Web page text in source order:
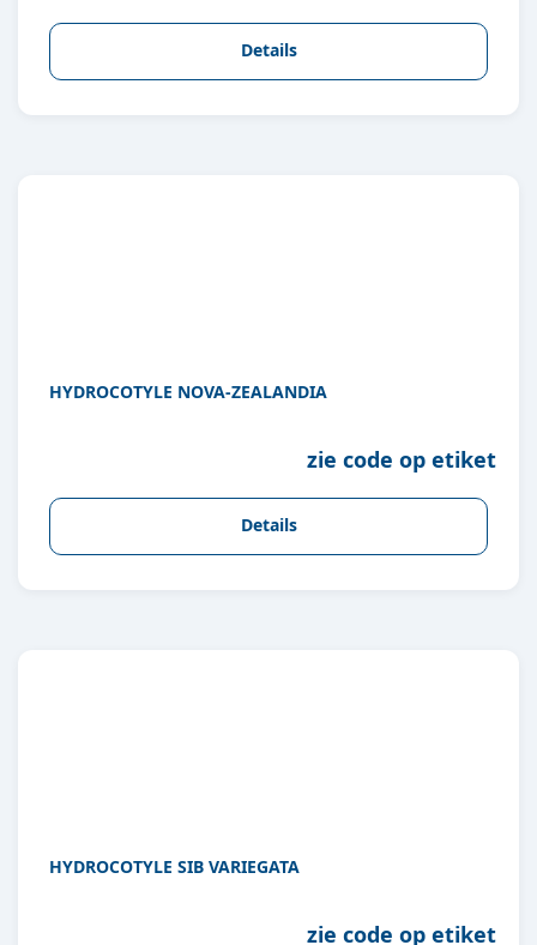
Details
HYDROCOTYLE NOVA-ZEALANDIA
zie code op etiket
Details
HYDROCOTYLE SIB VARIEGATA
zie code op etiket